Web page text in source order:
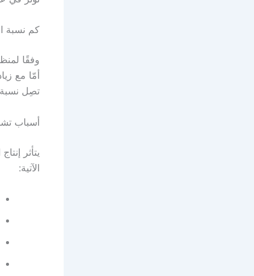
كم نسبة
أمّا مع
تصِل نسبة التشوهات إلى 99% أو
أسباب
يتأثر
الآتية: